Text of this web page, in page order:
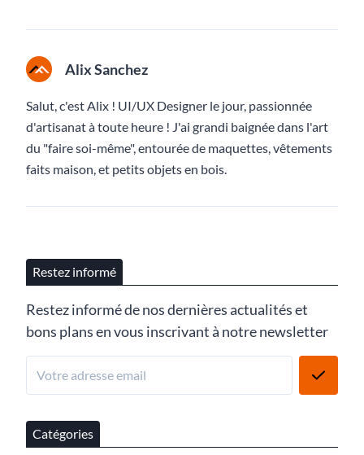
Alix Sanchez
Salut, c'est Alix ! UI/UX Designer le jour, passionnée
d'artisanat à toute heure ! J'ai grandi baignée dans l'art
du "faire soi-même", entourée de maquettes, vêtements
faits maison, et petits objets en bois.
Restez informé
Restez informé de nos dernières actualités et
bons plans en vous inscrivant à notre newsletter
Catégories